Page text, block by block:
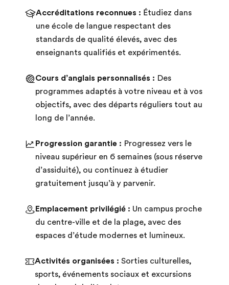
Accréditations reconnues : Étudiez dans
une école de langue respectant des
standards de qualité élevés, avec des
enseignants qualifiés et expérimentés.
Cours d’anglais personnalisés : Des
programmes adaptés à votre niveau et à vos
objectifs, avec des départs réguliers tout au
long de l’année.
Progression garantie : Progressez vers le
niveau supérieur en 6 semaines (sous réserve
d’assiduité), ou continuez à étudier
gratuitement jusqu’à y parvenir.
Emplacement privilégié : Un campus proche
du centre-ville et de la plage, avec des
espaces d’étude modernes et lumineux.
Activités organisées : Sorties culturelles,
sports, événements sociaux et excursions